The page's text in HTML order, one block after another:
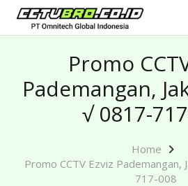
Promo
Pademangan,
√ 0817-
Home
Promo CCTV Ezviz Pademangan,
717-008